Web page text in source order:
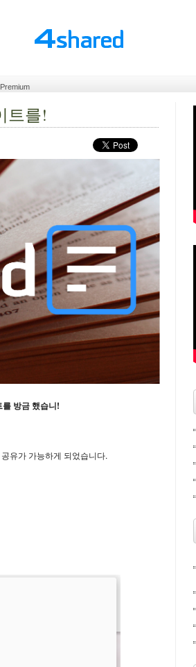
Premium
트를!
방금 했습니!
유가 가능하게 되었습니다.